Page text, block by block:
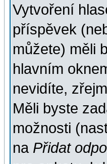
Vytvoření
příspěvek
můžete) měli
hlavním
nevidíte,
Měli byste
možnosti
na Přidat